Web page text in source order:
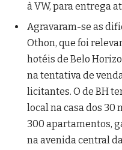
à VW, para entrega
Agravaram-se as
Othon, que foi
hotéis de Belo
na tentativa de
licitantes. O de BH
local na casa dos 30
300 apartamentos,
na avenida central